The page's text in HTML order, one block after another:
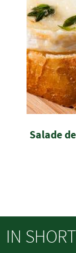
Salade
IN SHORT